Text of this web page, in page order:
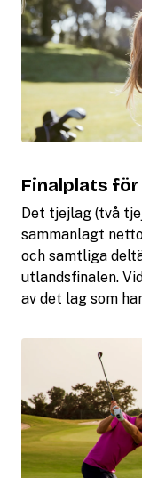
Finalplats
Det tjejlag (två
sammanlagt
och samtliga
utlandsfinalen.
av det lag som